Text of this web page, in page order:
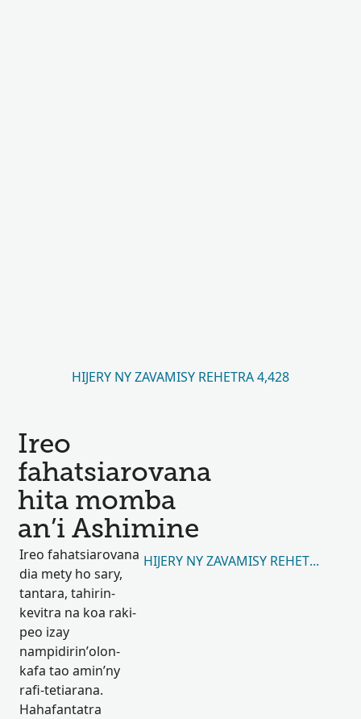
HIJERY NY ZAVAMISY REHETRA 4,428
Ireo
fahatsiarovana
hita momba
an’i Ashimine
Ireo fahatsiarovana
dia mety ho sary,
tantara, tahirin-
kevitra na koa raki-
peo izay
nampidirin’olon-
kafa tao amin’ny
rafi-tetiarana.
Hahafantatra
HIJERY NY ZAVAMISY REHETRA 7